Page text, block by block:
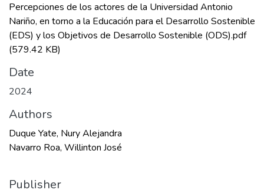
Percepciones de los actores de la Universidad Antonio
Nariño, en torno a la Educación para el Desarrollo Sostenible
(EDS) y los Objetivos de Desarrollo Sostenible (ODS).pdf
(579.42 KB)
Date
2024
Authors
Duque Yate, Nury Alejandra
Navarro Roa, Willinton José
Publisher